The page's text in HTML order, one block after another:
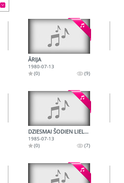
ĀRIJA
1980-07-13
(0)
(9)
DZIESMAI ŠODIEN LIELA DIENA
1985-07-13
(0)
(7)